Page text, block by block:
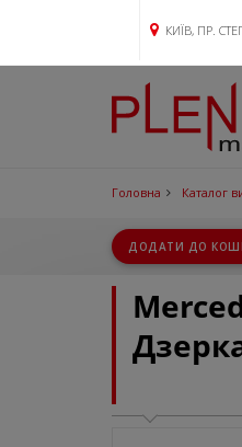
КИЇВ, ПР.
Головна Каталог
ДОДАТИ ДО